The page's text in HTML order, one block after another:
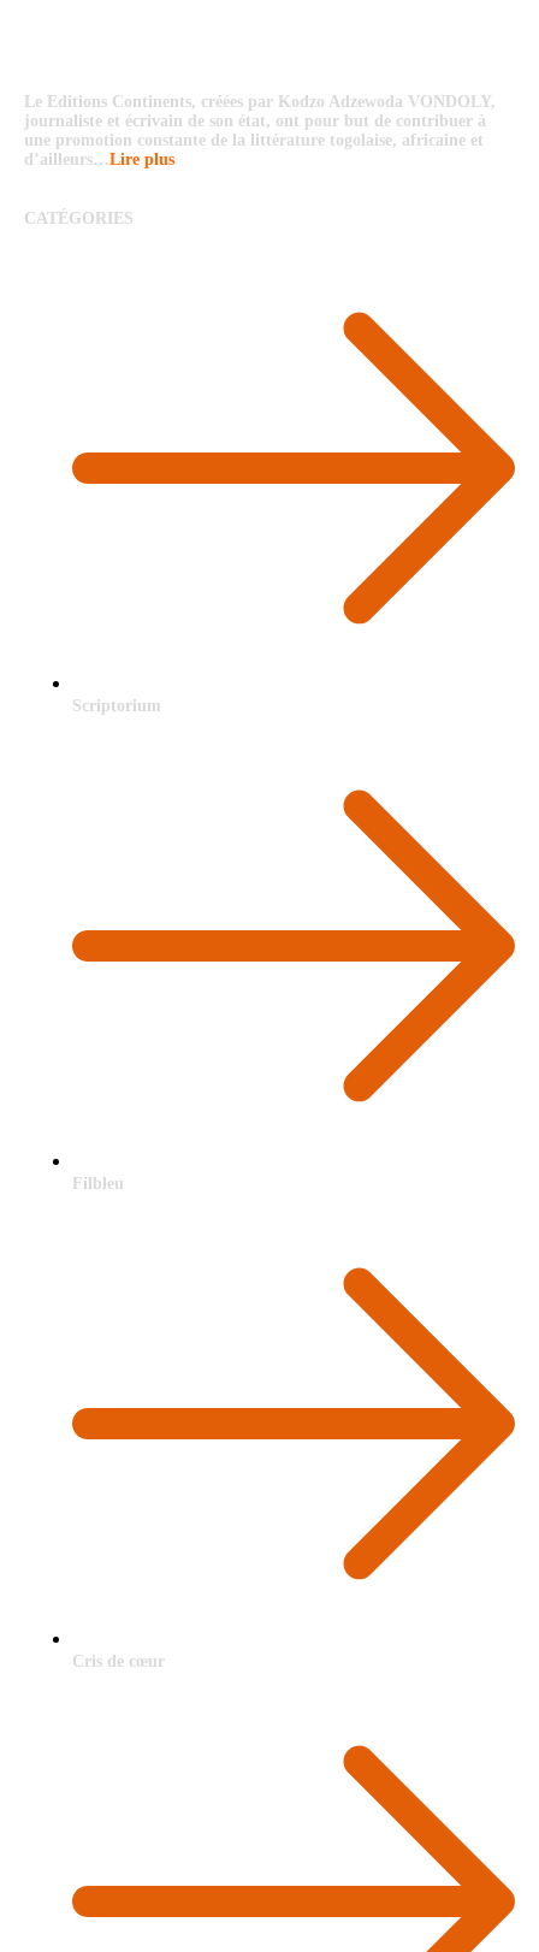
Le Editions Continents, créées par Kodzo Adzewoda VONDOLY,
journaliste et écrivain de son état, ont pour but de contribuer à
une promotion constante de la littérature togolaise, africaine et
d’ailleurs…Lire plus
CATÉGORIES
Scriptorium
Filbleu
Cris de cœur